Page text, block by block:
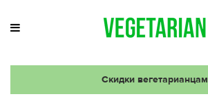
Скидки вегетарианцам